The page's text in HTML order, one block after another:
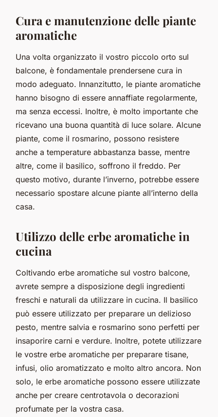
Cura e manutenzione delle piante
aromatiche
Una volta organizzato il vostro piccolo orto sul
balcone, è fondamentale prendersene cura in
modo adeguato. Innanzitutto, le piante aromatiche
hanno bisogno di essere annaffiate regolarmente,
ma senza eccessi. Inoltre, è molto importante che
ricevano una buona quantità di luce solare. Alcune
piante, come il rosmarino, possono resistere
anche a temperature abbastanza basse, mentre
altre, come il basilico, soffrono il freddo. Per
questo motivo, durante l’inverno, potrebbe essere
necessario spostare alcune piante all’interno della
casa.
Utilizzo delle erbe aromatiche in
cucina
Coltivando erbe aromatiche sul vostro balcone,
avrete sempre a disposizione degli ingredienti
freschi e naturali da utilizzare in cucina. Il basilico
può essere utilizzato per preparare un delizioso
pesto, mentre salvia e rosmarino sono perfetti per
insaporire carni e verdure. Inoltre, potete utilizzare
le vostre erbe aromatiche per preparare tisane,
infusi, olio aromatizzato e molto altro ancora. Non
solo, le erbe aromatiche possono essere utilizzate
anche per creare centrotavola o decorazioni
profumate per la vostra casa.